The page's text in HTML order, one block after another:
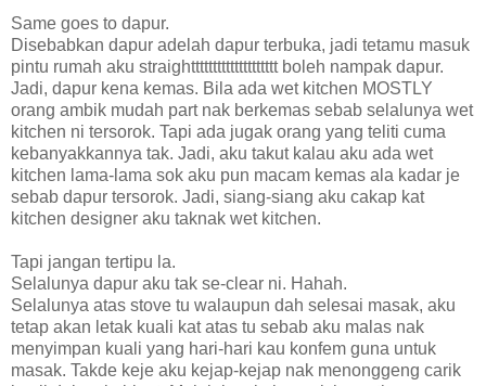
Same goes to dapur.
Disebabkan dapur adelah dapur terbuka, jadi tetamu masuk
pintu rumah aku straightttttttttttttttttttt boleh nampak dapur.
Jadi, dapur kena kemas. Bila ada wet kitchen MOSTLY
orang ambik mudah part nak berkemas sebab selalunya wet
kitchen ni tersorok. Tapi ada jugak orang yang teliti cuma
kebanyakkannya tak. Jadi, aku takut kalau aku ada wet
kitchen lama-lama sok aku pun macam kemas ala kadar je
sebab dapur tersorok. Jadi, siang-siang aku cakap kat
kitchen designer aku taknak wet kitchen.
Tapi jangan tertipu la.
Selalunya dapur aku tak se-clear ni. Hahah.
Selalunya atas stove tu walaupun dah selesai masak, aku
tetap akan letak kuali kat atas tu sebab aku malas nak
menyimpan kuali yang hari-hari kau konfem guna untuk
masak. Takde keje aku kejap-kejap nak menonggeng carik